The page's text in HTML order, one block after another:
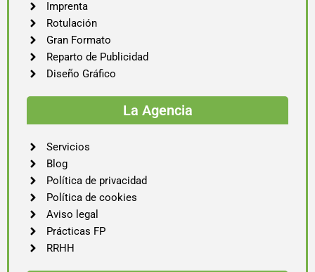
Imprenta
Rotulación
Gran Formato
Reparto de Publicidad
Diseño Gráfico
La Agencia
Servicios
Blog
Política de privacidad
Política de cookies
Aviso legal
Prácticas FP
RRHH